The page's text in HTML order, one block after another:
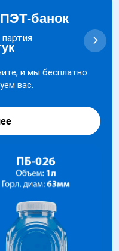
банок
и мы бесплатно
вас.